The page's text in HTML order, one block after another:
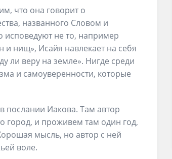
что она говорит о
названного Словом и
исповедуют не то, например
и нищ», Исайя навлекает на себя
ли веру на земле». Нигде среди
и самоуверенности, которые
послании Иакова. Там автор
город, и проживем там один год,
мысль, но автор с ней
воле.